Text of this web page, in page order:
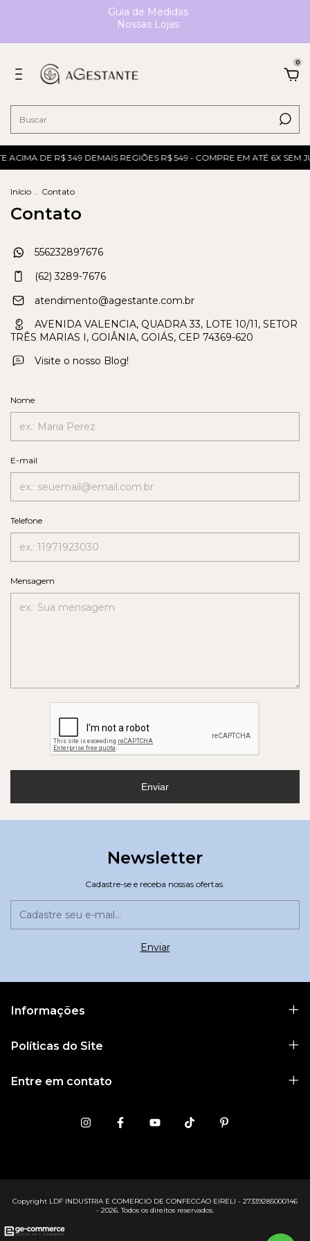
Guia de Medidas
Nossas Lojas
0
DE R$ 349 DEMAIS REGIÕES R$ 549 • COMPRE EM ATÉ 6X
Início . Contato
Contato
556232897676
(62) 3289-7676
atendimento@agestante.com.br
AVENIDA VALENCIA, QUADRA 33, LOTE 10/11, SETOR
TRÊS MARIAS I, GOIÂNIA, GOIÁS, CEP 74369-620
Visite o nosso Blog!
Nome
E-mail
Telefone
Mensagem
Enviar
Newsletter
Cadastre-se e receba nossas ofertas.
Informações
Políticas do Site
Entre em contato
Copyright LDF INDUSTRIA E COMERCIO DE CONFECCAO EIRELI - 27339285000146
- 2026. Todos os direitos reservados.